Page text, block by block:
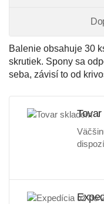
Balenie obsahuje 30
skrutiek. Spony sa
seba, závisí to od